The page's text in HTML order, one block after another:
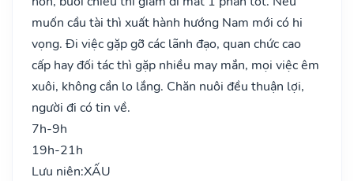
muốn cầu tài thì xuất hành hướng Nam mới có hi
vọng. Đi việc gặp gỡ các lãnh đạo, quan chức cao
cấp hay đối tác thì gặp nhiều may mắn, mọi việc êm
xuôi, không cần lo lắng. Chăn nuôi đều thuận lợi,
người đi có tin về.
7h-9h
19h-21h
Lưu niên:XẤU